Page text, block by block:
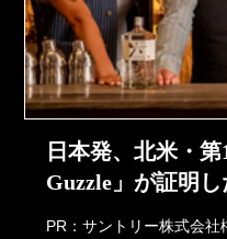
日本発、北米・
Guzzle」が証明
PR：サントリー株式会社